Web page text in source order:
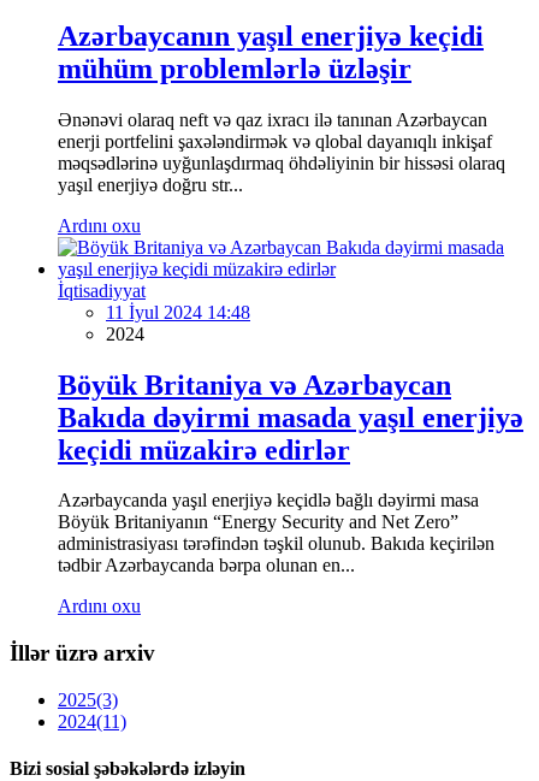
Azərbaycanın yaşıl enerjiyə keçidi
mühüm problemlərlə üzləşir
Ənənəvi olaraq neft və qaz ixracı ilə tanınan Azərbaycan
enerji portfelini şaxələndirmək və qlobal dayanıqlı inkişaf
məqsədlərinə uyğunlaşdırmaq öhdəliyinin bir hissəsi olaraq
yaşıl enerjiyə doğru str...
Ardını oxu
İqtisadiyyat
11 İyul 2024 14:48
2024
Böyük Britaniya və Azərbaycan
Bakıda dəyirmi masada yaşıl enerjiyə
keçidi müzakirə edirlər
Azərbaycanda yaşıl enerjiyə keçidlə bağlı dəyirmi masa
Böyük Britaniyanın “Energy Security and Net Zero”
administrasiyası tərəfindən təşkil olunub. Bakıda keçirilən
tədbir Azərbaycanda bərpa olunan en...
Ardını oxu
İllər üzrə arxiv
2025(3)
2024(11)
Bizi sosial şəbəkələrdə izləyin